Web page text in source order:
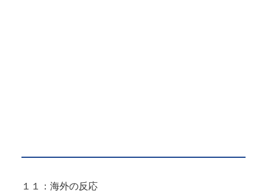
１１：海外の反応